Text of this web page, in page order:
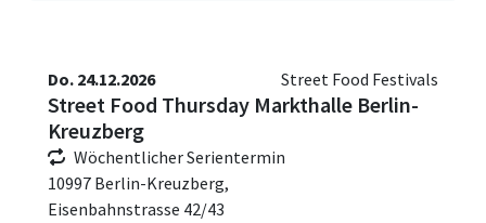
Do. 24.12.2026 Street Food Festivals
Street Food Thursday Markthalle Berlin-
Kreuzberg
Wöchentlicher Serientermin
10997 Berlin-Kreuzberg,
Eisenbahnstrasse 42/43